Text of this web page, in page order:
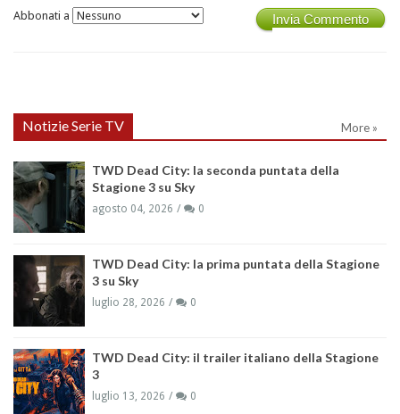
Invia Commento
Abbonati a
Notizie Serie TV More »
TWD Dead City: la seconda puntata della
Stagione 3 su Sky
agosto 04, 2026 0
TWD Dead City: la prima puntata della Stagione
3 su Sky
luglio 28, 2026 0
TWD Dead City: il trailer italiano della Stagione
3
luglio 13, 2026 0